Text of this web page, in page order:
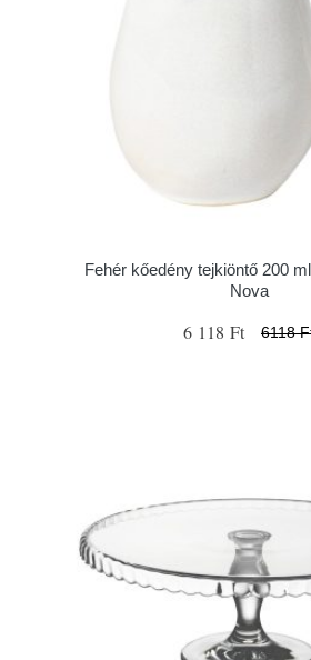
Fehér kőedény tejkiöntő 200
Nova
6 118 Ft 6118